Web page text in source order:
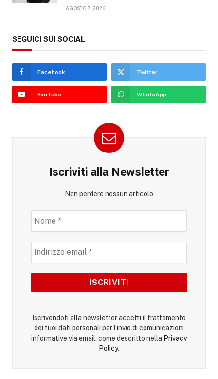
AGOSTO 7, 2026
SEGUICI SUI SOCIAL
Facebook Twitter
YouTube WhatsApp
Iscriviti alla Newsletter
Non perdere nessun articolo
Iscrivendoti alla newsletter accetti il trattamento
dei tuoi dati personali per l’invio di comunicazioni
informative via email, come descritto nella Privacy
Policy.